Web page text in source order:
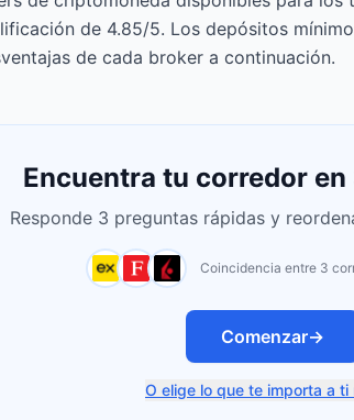
de 4.85/5. Los depósitos
de cada broker a continuación.
Encuentra tu corredor
Responde 3 preguntas rápidas y
Coincidencia entre 3
Comenzar→
O elige lo que te importa a ti